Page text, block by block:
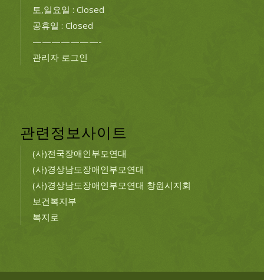
토,일요일 : Closed
공휴일 : Closed
———————-
관리자 로그인
관련정보사이트
(사)전국장애인부모연대
(사)경상남도장애인부모연대
(사)경상남도장애인부모연대 창원시지회
보건복지부
복지로